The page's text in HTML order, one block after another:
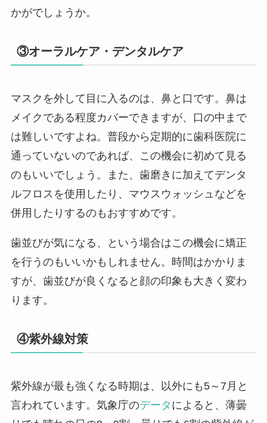
かがでしょうか。
③オーラルケア・デンタルケア
マスクを外して目に入るのは、鼻と口です。鼻は
メイクである程度カバーできますが、口の中まで
は難しいですよね。普段から定期的に歯科医院に
通っていないのであれば、この機会に初めて見る
のもいいでしょう。また、歯磨きに加えてデンタ
ルフロスを使用したり、マウスウォッシュなどを
併用したりするのもおすすめです。
歯並びが気になる、という場合はこの機会に矯正
を行うのもいいかもしれません。時間はかかりま
すが、歯並びが良くなると顔の印象も大きく変わ
ります。
④紫外線対策
紫外線が最も強くなる時期は、以外にも5～7月と
言われています。気象庁のデータ によると、薄曇